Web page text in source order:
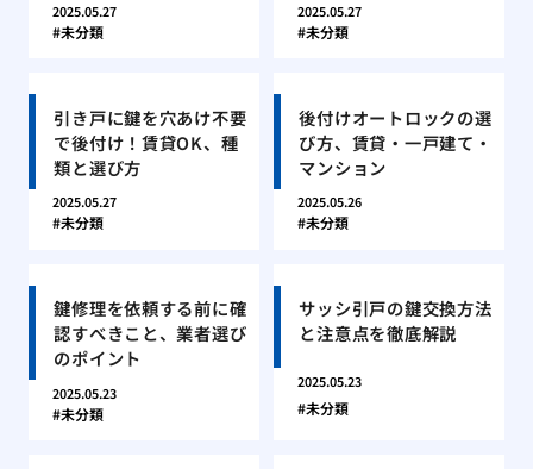
2025.05.27
未分類
2025.05.27
未分類
引き戸に鍵を穴あけ不要
で後付け！賃貸OK、種
類と選び方
2025.05.27
未分類
後付けオートロックの選
び方、賃貸・一戸建て・
マンション
2025.05.26
未分類
鍵修理を依頼する前に確
認すべきこと、業者選び
のポイント
2025.05.23
未分類
サッシ引戸の鍵交換方法
と注意点を徹底解説
2025.05.23
未分類